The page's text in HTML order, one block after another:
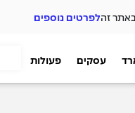
זהלפרטים נוספים
עסקים פעולות